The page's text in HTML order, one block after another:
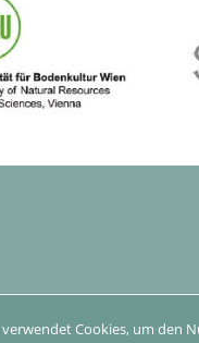
verwendet Cookies, um den